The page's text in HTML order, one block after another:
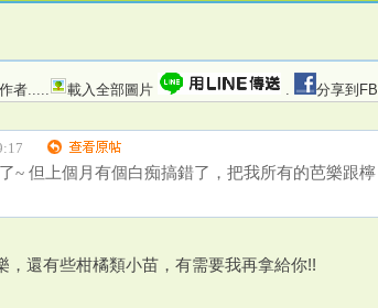
者 載入全部圖片 分享到FB
~ 但上個月有個白痴搞錯了，把我所有的芭樂跟檸
還有些柑橘類小苗，有需要我再拿給你!!